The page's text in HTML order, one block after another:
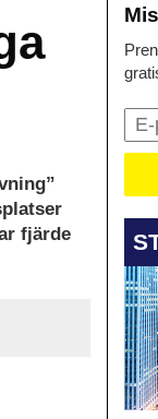
fjärde